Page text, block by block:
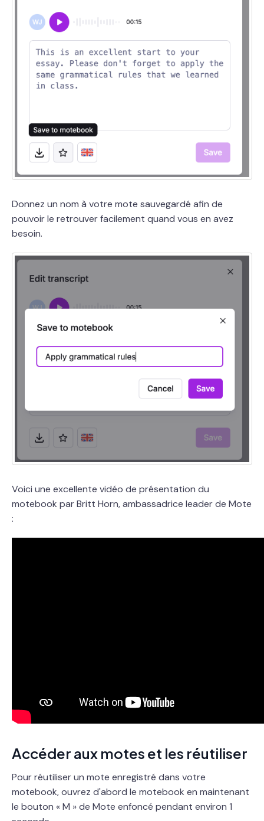
Donnez un nom à votre mote sauvegardé afin de
pouvoir le retrouver facilement quand vous en avez
besoin.
Voici une excellente vidéo de présentation du
motebook par Britt Horn, ambassadrice leader de Mote
:
Accéder aux motes et les réutiliser
Pour réutiliser un mote enregistré dans votre
motebook, ouvrez d'abord le motebook en maintenant
le bouton « M » de Mote enfoncé pendant environ 1